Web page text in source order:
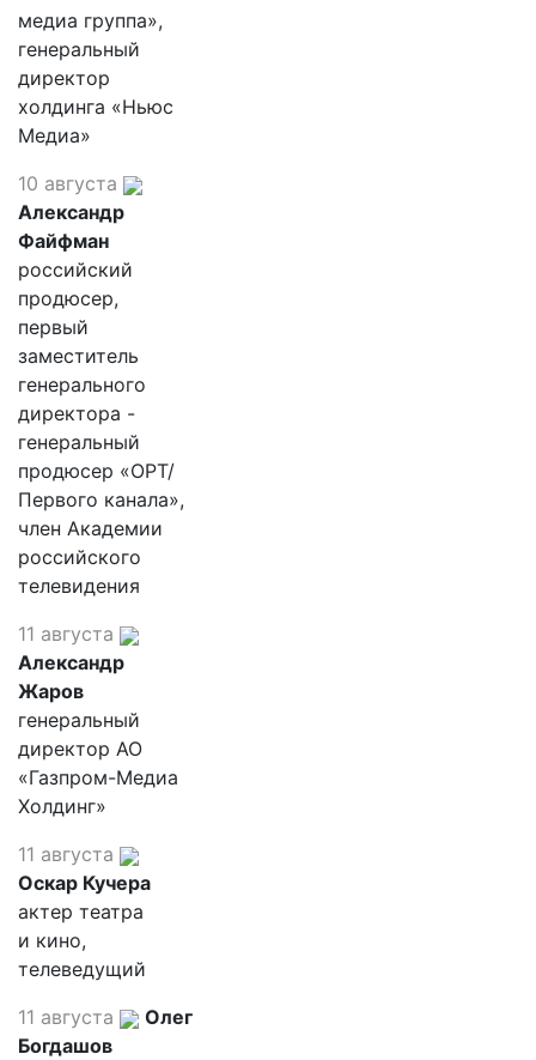
медиа группа»,
генеральный
директор
холдинга «Ньюс
Медиа»
10 августа
Александр
Файфман
российский
продюсер,
первый
заместитель
генерального
директора -
генеральный
продюсер «ОРТ/
Первого канала»,
член Академии
российского
телевидения
11 августа
Александр
Жаров
генеральный
директор АО
«Газпром-Медиа
Холдинг»
11 августа
Оскар Кучера
актер театра
и кино,
телеведущий
11 августа
Олег
Богдашов